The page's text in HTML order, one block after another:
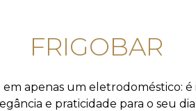
FRIGOBAR
apenas um eletrodoméstico: é
e praticidade para o seu